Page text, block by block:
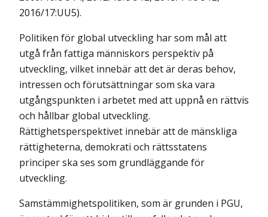
2016/17:UU5).
Politiken för global utveckling har som mål att
utgå från fattiga människors perspektiv på
utveckling, vilket innebär att det är deras behov,
intressen och förutsättningar som ska vara
utgångspunkten i arbetet med att uppnå en rättvis
och hållbar global utveckling.
Rättighetsperspektivet innebär att de mänskliga
rättigheterna, demokrati och rättsstatens
principer ska ses som grundläggande för
utveckling.
Samstämmighetspolitiken, som är grunden i PGU,